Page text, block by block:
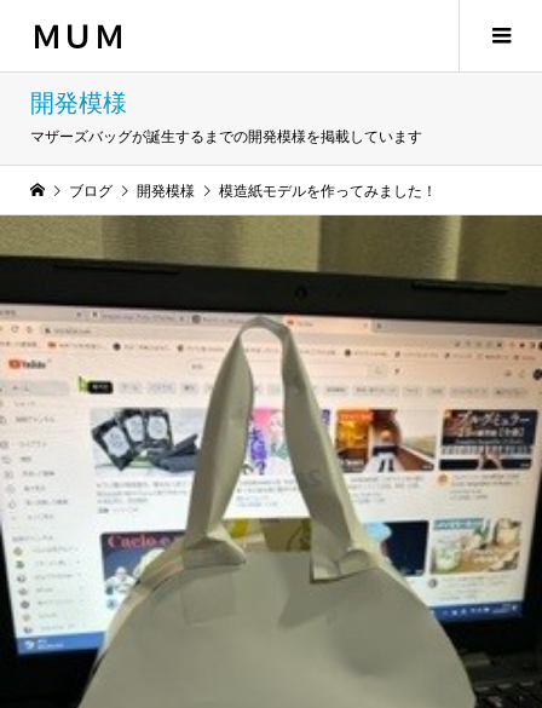
ＭＵＭ
開発模様
マザーズバッグが誕生するまでの開発模様を掲載しています
ブログ 開発模様 模造紙モデルを作ってみました！